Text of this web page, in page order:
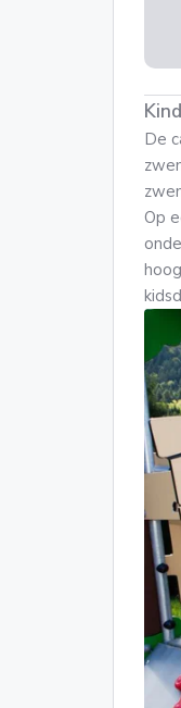
De
Op